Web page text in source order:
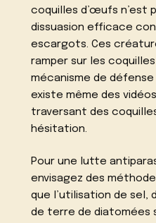
coquilles d’œufs n’est
dissuasion efficace
escargots. Ces
ramper sur les
mécanisme de
existe même des
traversant des
hésitation.
Pour une lutte
envisagez des
que l’utilisation de sel,
de terre de diatomées